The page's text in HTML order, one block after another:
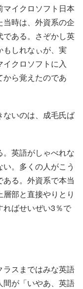
イクロソフト日本
時は、外資系の企
ある。さぞかし英
しれなぃが、実
クロソフトに入
から覚えたのであ
ないのは、成毛氏ば
英語がしゃべれな
。多くの人がこう
る。外資系で本当
部と直接やりとり
ればせいぜい3％で
スまではみな英語
間が「いやあ、英語